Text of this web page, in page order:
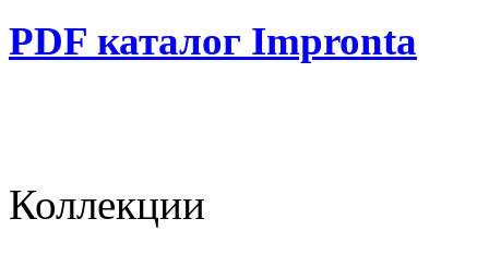
PDF каталог Impronta
Коллекции